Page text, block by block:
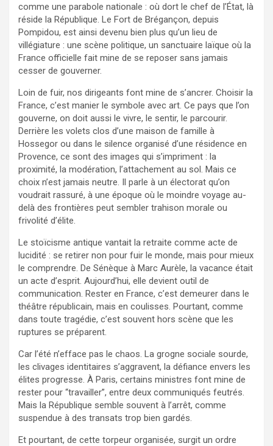
comme une parabole nationale : où dort le chef de l’État, là
réside la République. Le Fort de Brégançon, depuis
Pompidou, est ainsi devenu bien plus qu’un lieu de
villégiature : une scène politique, un sanctuaire laïque où la
France officielle fait mine de se reposer sans jamais
cesser de gouverner.
Loin de fuir, nos dirigeants font mine de s’ancrer. Choisir la
France, c’est manier le symbole avec art. Ce pays que l’on
gouverne, on doit aussi le vivre, le sentir, le parcourir.
Derrière les volets clos d’une maison de famille à
Hossegor ou dans le silence organisé d’une résidence en
Provence, ce sont des images qui s’impriment : la
proximité, la modération, l’attachement au sol. Mais ce
choix n’est jamais neutre. Il parle à un électorat qu’on
voudrait rassuré, à une époque où le moindre voyage au-
delà des frontières peut sembler trahison morale ou
frivolité d’élite.
Le stoïcisme antique vantait la retraite comme acte de
lucidité : se retirer non pour fuir le monde, mais pour mieux
le comprendre. De Sénèque à Marc Aurèle, la vacance était
un acte d’esprit. Aujourd’hui, elle devient outil de
communication. Rester en France, c’est demeurer dans le
théâtre républicain, mais en coulisses. Pourtant, comme
dans toute tragédie, c’est souvent hors scène que les
ruptures se préparent.
Car l’été n’efface pas le chaos. La grogne sociale sourde,
les clivages identitaires s’aggravent, la défiance envers les
élites progresse. À Paris, certains ministres font mine de
rester pour “travailler”, entre deux communiqués feutrés.
Mais la République semble souvent à l’arrêt, comme
suspendue à des transats trop bien gardés.
Et pourtant, de cette torpeur organisée, surgit un ordre